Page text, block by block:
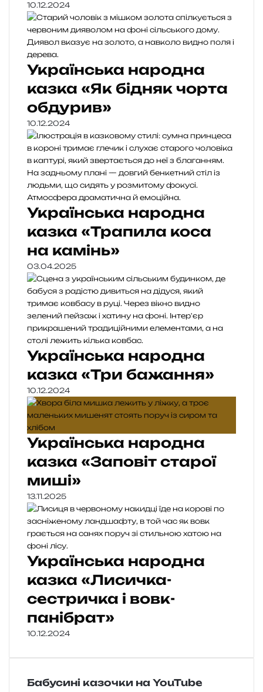
10.12.2024
Українська народна
казка «Як бідняк чорта
обдурив»
10.12.2024
Українська народна
казка «Трапила коса
на камінь»
03.04.2025
Українська народна
казка «Три бажання»
10.12.2024
Українська народна
казка «Заповіт старої
миші»
13.11.2025
Українська народна
казка «Лисичка-
сестричка і вовк-
панібрат»
10.12.2024
Бабусині казочки на YouTube